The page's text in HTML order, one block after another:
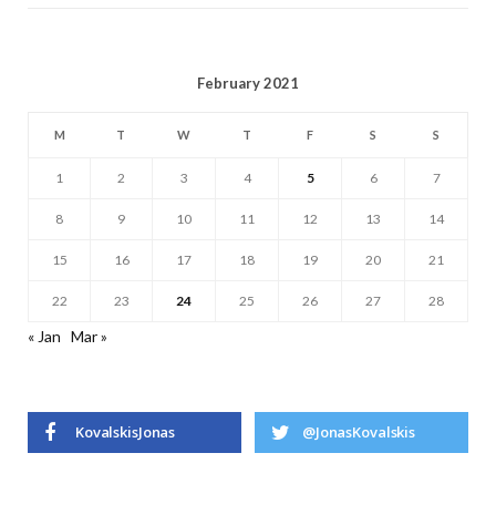
February 2021
M T W T F S S
1 2 3 4 5 6 7
8 9 10 11 12 13 14
15 16 17 18 19 20 21
22 23 24 25 26 27 28
« Jan Mar »
KovalskisJonas @JonasKovalskis